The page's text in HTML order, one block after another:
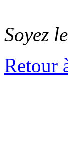
Soyez
Retour